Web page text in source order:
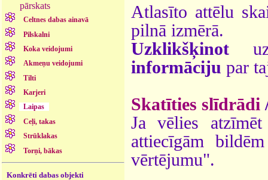
pārskats
Celtnes dabas ainavā
Pilskalni
Koka veidojumi
Akmeņu veidojumi
Tilti
Karjeri
Laipas
Ceļi, takas
Strūklakas
Torņi, bākas
Konkrēti dabas objekti
Atlasīto attēlu
pilnā izmērā.
Uzklikšķinot
informāciju par
Skatīties slīdrādi
Ja vēlies
attiecīgām
vērtējumu".